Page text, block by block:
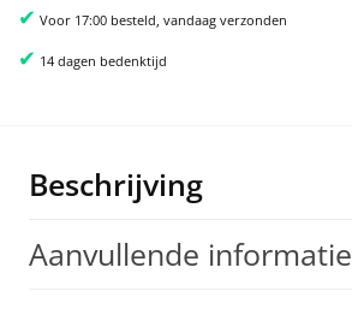
✔ Voor 17:00 besteld, vandaag verzonden
✔ 14 dagen bedenktijd
Beschrijving
Aanvullende informatie